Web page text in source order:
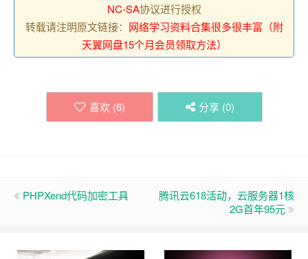
NC-SA协议进行授权
转载请注明原文链接： 网络学习资料合集很多很丰富（附
天翼网盘15个月会员领取方法）
喜欢 (6) 分享 (0)
PHPXend代码加密工具
腾讯云618活动，云服务器1核
2G首年95元